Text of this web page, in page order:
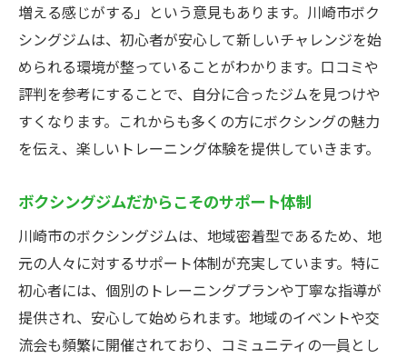
増える感じがする」という意見もあります。川崎市ボク
シングジムは、初心者が安心して新しいチャレンジを始
められる環境が整っていることがわかります。口コミや
評判を参考にすることで、自分に合ったジムを見つけや
すくなります。これからも多くの方にボクシングの魅力
を伝え、楽しいトレーニング体験を提供していきます。
ボクシングジムだからこそのサポート体制
川崎市のボクシングジムは、地域密着型であるため、地
元の人々に対するサポート体制が充実しています。特に
初心者には、個別のトレーニングプランや丁寧な指導が
提供され、安心して始められます。地域のイベントや交
流会も頻繁に開催されており、コミュニティの一員とし